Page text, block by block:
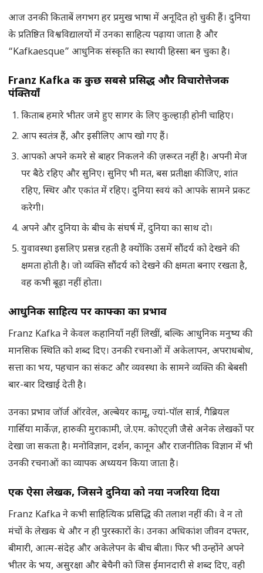
आज उनकी किताबें लगभग हर प्रमुख भाषा में अनूदित हो चुकी हैं। दुनिया
के प्रतिष्ठित विश्वविद्यालयों में उनका साहित्य पढ़ाया जाता है और
“Kafkaesque” आधुनिक संस्कृति का स्थायी हिस्सा बन चुका है।
Franz Kafka की कुछ सबसे प्रसिद्ध और विचारोत्तेजक
पंक्तियाँ
किताब हमारे भीतर जमे हुए सागर के लिए कुल्हाड़ी होनी चाहिए।
आप स्वतंत्र हैं, और इसीलिए आप खो गए हैं।
आपको अपने कमरे से बाहर निकलने की ज़रूरत नहीं है। अपनी मेज
पर बैठे रहिए और सुनिए। सुनिए भी मत, बस प्रतीक्षा कीजिए, शांत
रहिए, स्थिर और एकांत में रहिए। दुनिया स्वयं को आपके सामने प्रकट
करेगी।
अपने और दुनिया के बीच के संघर्ष में, दुनिया का साथ दो।
युवावस्था इसलिए प्रसन्न रहती है क्योंकि उसमें सौंदर्य को देखने की
क्षमता होती है। जो व्यक्ति सौंदर्य को देखने की क्षमता बनाए रखता है,
वह कभी बूढ़ा नहीं होता।
आधुनिक साहित्य पर काफ्का का प्रभाव
Franz Kafka ने केवल कहानियाँ नहीं लिखीं, बल्कि आधुनिक मनुष्य की
मानसिक स्थिति को शब्द दिए। उनकी रचनाओं में अकेलापन, अपराधबोध,
सत्ता का भय, पहचान का संकट और व्यवस्था के सामने व्यक्ति की बेबसी
बार-बार दिखाई देती है।
उनका प्रभाव जॉर्ज ऑरवेल, अल्बेयर कामू, ज्यां-पॉल सार्त्र, गैब्रियल
गार्सिया मार्केज़, हारुकी मुराकामी, जे.एम. कोएट्ज़ी जैसे अनेक लेखकों पर
देखा जा सकता है। मनोविज्ञान, दर्शन, कानून और राजनीतिक विज्ञान में भी
उनकी रचनाओं का व्यापक अध्ययन किया जाता है।
एक ऐसा लेखक, जिसने दुनिया को नया नजरिया दिया
Franz Kafka ने कभी साहित्यिक प्रसिद्धि की तलाश नहीं की। वे न तो
मंचों के लेखक थे और न ही पुरस्कारों के। उनका अधिकांश जीवन दफ्तर,
बीमारी, आत्म-संदेह और अकेलेपन के बीच बीता। फिर भी उन्होंने अपने
भीतर के भय, असुरक्षा और बेचैनी को जिस ईमानदारी से शब्द दिए, वही